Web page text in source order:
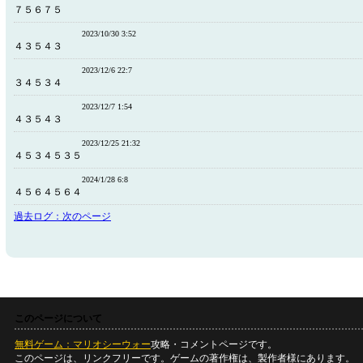
７５６７５
2023/10/30 3:52
４３５４３
2023/12/6 22:7
３４５３４
2023/12/7 1:54
４３５４３
2023/12/25 21:32
４５３４５３５
2024/1/28 6:8
４５６４５６４
過去ログ：次のページ
このページについて
無料ゲーム：マリオシーウォー攻略・コメントページです。
このページは、リンクフリーです。ゲームの著作権は、製作者様にあります。